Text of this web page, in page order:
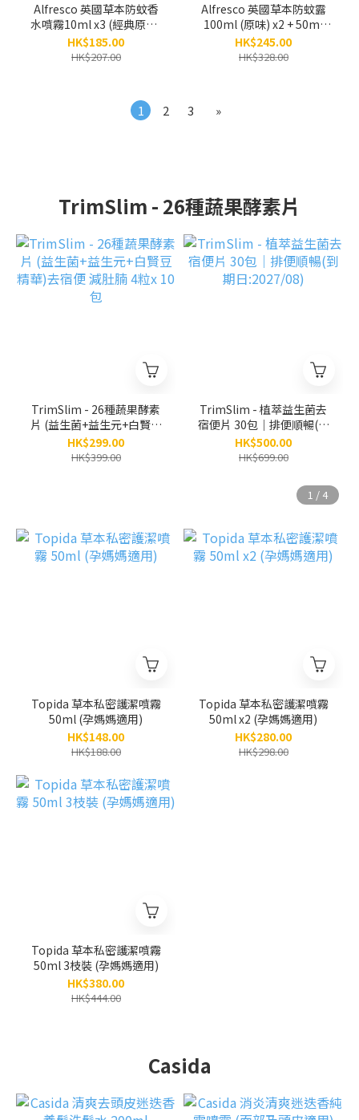
Alfresco 英國草本防蚊香
水噴霧10ml x3 (經典原味)
(獨家總代理)
HK$185.00
HK$207.00
Alfresco 英國草本防蚊露
100ml (原味) x2 + 50ml
(洋甘菊) (獨家總代理)
HK$245.00
HK$328.00
1 2 3 »
TrimSlim - 26種蔬果酵素片
TrimSlim - 26種蔬果酵素
片 (益生菌+益生元+白賢豆
精華)去宿便 減肚腩 4粒x
10包
HK$299.00
HK$399.00
TrimSlim - 植萃益生菌去
宿便片 30包｜排便順暢(到
期日:2027/08)
HK$500.00
HK$699.00
Topida 草本私密護潔噴霧
50ml (孕媽媽適用)
HK$148.00
HK$188.00
Topida 草本私密護潔噴霧
50ml x2 (孕媽媽適用)
HK$280.00
HK$298.00
Topida 草本私密護潔噴霧
50ml 3枝裝 (孕媽媽適用)
HK$380.00
HK$444.00
Casida